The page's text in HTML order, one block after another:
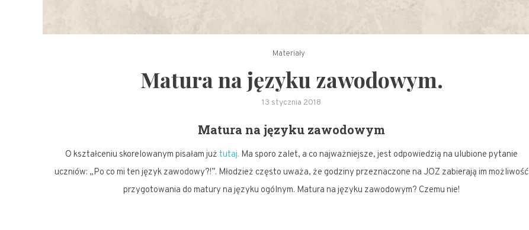
Materiały
Matura na języku zawodowym.
13 stycznia 2018
Matura na języku zawodowym
O kształceniu skorelowanym pisałam już tutaj. Ma sporo zalet, a co najważniejsze, jest odpowiedzią na ulubione pytanie
uczniów: „Po co mi ten język zawodowy?!”. Młodzież często uważa, że godziny przeznaczone na JOZ zabierają im możliwość
przygotowania do matury na języku ogólnym. Matura na języku zawodowym? Czemu nie!